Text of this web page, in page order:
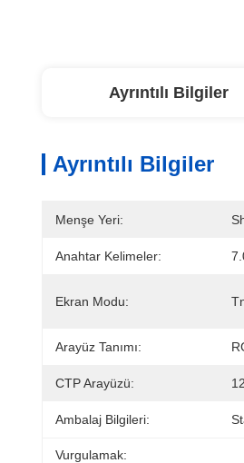
Ayrıntılı Bilgiler
Ayrıntılı Bilgiler
Menşe Yeri:
Anahtar Kelimeler:
Ekran Modu:
Arayüz Tanımı:
CTP Arayüzü:
Ambalaj Bilgileri:
Vurgulamak: